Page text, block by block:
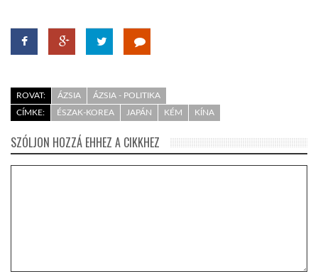
ROVAT: ÁZSIA
ÁZSIA - POLITIKA
CÍMKE:
ÉSZAK-KOREA JAPÁN KÉM KÍNA
SZÓLJON HOZZÁ EHHEZ A CIKKHEZ